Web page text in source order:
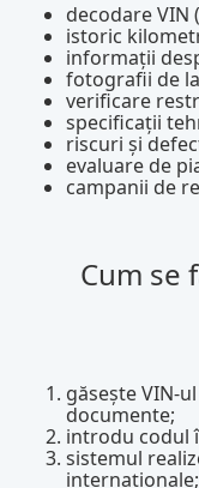
decodare VIN
istoric
informații
fotografii de
verificare
specificații
riscuri și
evaluare de
campanii de
Cum se
găsește VIN-
documente;
introdu codul
sistemul
internaționale;